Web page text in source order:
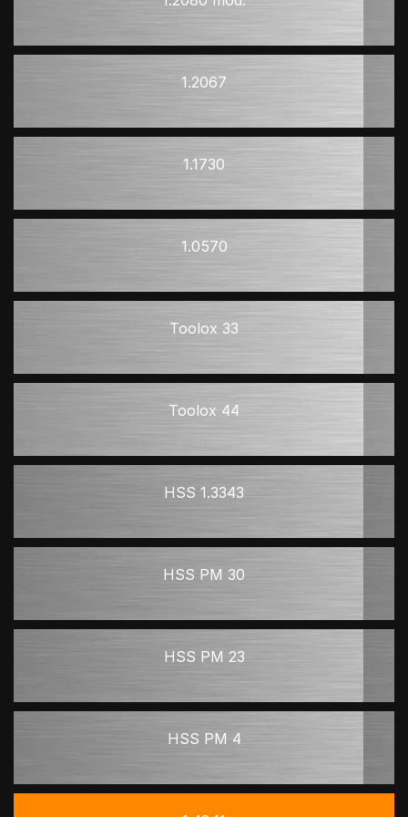
1.2067
1.1730
1.0570
Toolox 33
Toolox 44
HSS 1.3343
HSS PM 30
HSS PM 23
HSS PM 4